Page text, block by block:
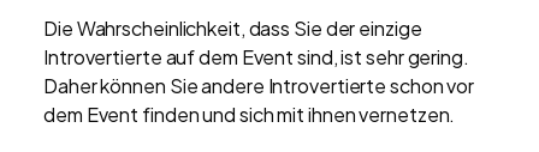
Die Wahrscheinlichkeit, dass Sie der einzige
Introvertierte auf dem Event sind, ist sehr gering.
Daher können Sie andere Introvertierte schon vor
dem Event finden und sich mit ihnen vernetzen.